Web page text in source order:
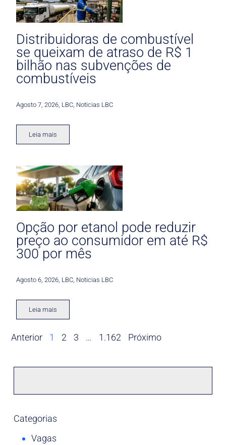
Distribuidoras de combustível
se queixam de atraso de R$ 1
bilhão nas subvenções de
combustíveis
Agosto 7, 2026 LBC Noticias LBC
Leia mais
Opção por etanol pode reduzir
preço ao consumidor em até R$
300 por mês
Agosto 6, 2026 LBC Noticias LBC
Leia mais
Anterior 1 2 3 … 1.162 Próximo
Categorias
Vagas